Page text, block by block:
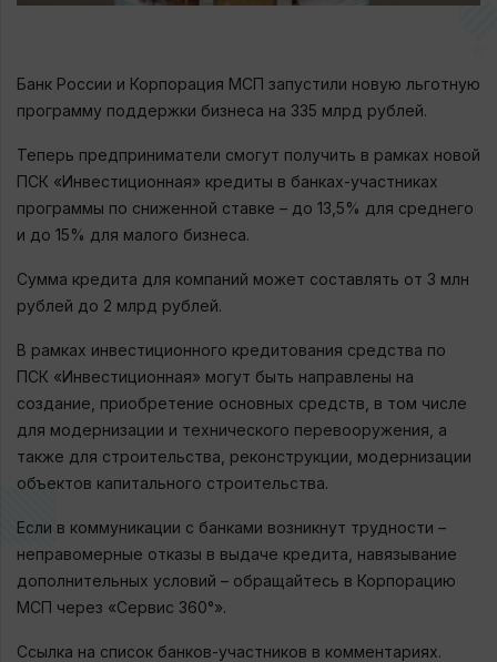
Банк России и Корпорация МСП запустили новую льготную
программу поддержки бизнеса на 335 млрд рублей.
Теперь предприниматели смогут получить в рамках новой
ПСК «Инвестиционная» кредиты в банках-участниках
программы по сниженной ставке – до 13,5% для среднего
и до 15% для малого бизнеса.
Сумма кредита для компаний может составлять от 3 млн
рублей до 2 млрд рублей.
В рамках инвестиционного кредитования средства по
ПСК «Инвестиционная» могут быть направлены на
создание, приобретение основных средств, в том числе
для модернизации и технического перевооружения, а
также для строительства, реконструкции, модернизации
объектов капитального строительства.
Если в коммуникации с банками возникнут трудности –
неправомерные отказы в выдаче кредита, навязывание
дополнительных условий – обращайтесь в Корпорацию
МСП через «Сервис 360°».
Ссылка на список банков-участников в комментариях.